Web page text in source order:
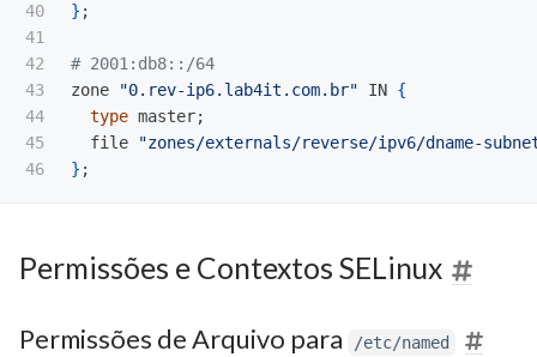
40
41
42
43
44
45
} ;
# 2001:db8::/64
zone
"0.rev-ip6.lab4it.com.br" IN {
type master;
  file
"zones/externals/reverse/ipv6/dname-
} ;
Permissões e Contextos SELinux
Permissões de Arquivo para /etc/named